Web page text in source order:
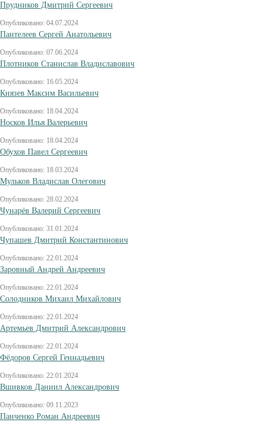
Прудников Дмитрий Сергеевич
Опубликовано: 04.07.2024
Пантелеев Сергей Анатольевич
Опубликовано: 07.06.2024
Плотников Станислав Владиславович
Опубликовано: 16.05.2024
Князев Максим Васильевич
Опубликовано: 18.04.2024
Носков Илья Валерьевич
Опубликовано: 18.04.2024
Обухов Павел Сергеевич
Опубликовано: 18.03.2024
Мульков Владислав Олегович
Опубликовано: 28.02.2024
Чунарёв Валерий Сергеевич
Опубликовано: 31.01.2024
Чупашев Дмитрий Константинович
Опубликовано: 22.01.2024
Заровный Андрей Андреевич
Опубликовано: 22.01.2024
Солодников Михаил Михайлович
Опубликовано: 22.01.2024
Артемьев Дмитрий Александрович
Опубликовано: 22.01.2024
Фёдоров Сергей Геннадьевич
Опубликовано: 22.01.2024
Вшивков Даниил Александрович
Опубликовано: 09.11.2023
Панченко Роман Андреевич